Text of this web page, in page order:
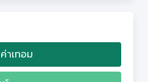
าเทอม